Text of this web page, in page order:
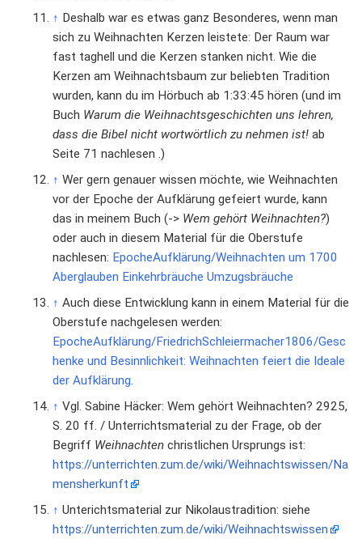
↑ Deshalb war es etwas ganz Besonderes, wenn man
sich zu Weihnachten Kerzen leistete: Der Raum war
fast taghell und die Kerzen stanken nicht. Wie die
Kerzen am Weihnachtsbaum zur beliebten Tradition
wurden, kann du im Hörbuch ab 1:33:45 hören (und im
Buch Warum die Weihnachtsgeschichten uns lehren,
dass die Bibel nicht wortwörtlich zu nehmen ist!ab
Seite 71 nachlesen .)
↑ Wer gern genauer wissen möchte, wie Weihnachten
vor der Epoche der Aufklärung gefeiert wurde, kann
das in meinem Buch (-> Wem gehört Weihnachten?)
oder auch in diesem Material für die Oberstufe
nachlesen: EpocheAufklärung/Weihnachten um 1700
Aberglauben Einkehrbräuche Umzugsbräuche
↑ Auch diese Entwicklung kann in einem Material für die
Oberstufe nachgelesen werden:
EpocheAufklärung/FriedrichSchleiermacher1806/Gesc
henke und Besinnlichkeit: Weihnachten feiert die Ideale
der Aufklärung.
↑ Vgl. Sabine Häcker: Wem gehört Weihnachten? 2925,
S. 20 ff. / Unterrichtsmaterial zu der Frage, ob der
Begriff Weihnachtenchristlichen Ursprungs ist:
https://unterrichten.zum.de/wiki/Weihnachtswissen/Na
mensherkunft
↑ Unterichtsmaterial zur Nikolaustradition: siehe
https://unterrichten.zum.de/wiki/Weihnachtswissen